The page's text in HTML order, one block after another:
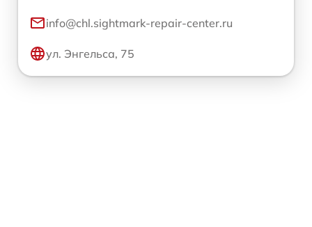
info@chl.sightmark-repair-center.ru
ул. Энгельса, 75